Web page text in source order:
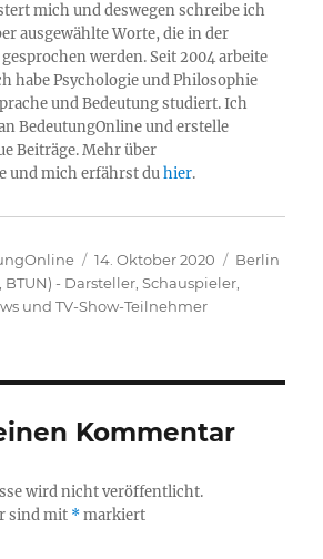
mich und deswegen schreibe ich
ausgewählte Worte, die in der
werden. Seit 2004 arbeite
habe Psychologie und Philosophie
und Bedeutung studiert. Ich
BedeutungOnline und erstelle
Beiträge. Mehr über
und mich erfährst duhier.
Veröffentlicht
am
14. Oktober 2020 Kategorien
Berlin
BTUN) - Darsteller, Schauspieler,
und TV-Show-Teilnehmer
Kommentar
wird nicht veröffentlicht.
sind mit *markiert